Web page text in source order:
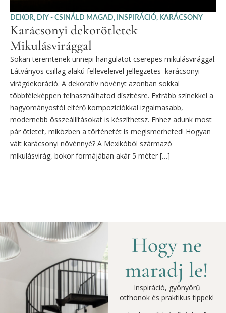
DEKOR, DIY - CSINÁLD MAGAD, INSPIRÁCIÓ, KARÁCSONY
Karácsonyi dekorötletek
Mikulásvirággal
Sokan teremtenek ünnepi hangulatot cserepes mikulásvirággal.
Látványos csillag alakú felleveleivel jellegzetes karácsonyi
virágdekoráció. A dekoratív növényt azonban sokkal
többféleképpen felhasználhatod díszítésre. Extrább színekkel a
hagyományostól eltérő kompozíciókkal izgalmasabb,
modernebb összeállításokat is készíthetsz. Ehhez adunk most
pár ötletet, miközben a történetét is megismerheted! Hogyan
vált karácsonyi növénnyé? A Mexikóból származó
mikulásvirág, bokor formájában akár 5 méter […]
Hogy ne
maradj le!
Inspiráció, gyönyörű
otthonok és praktikus tippek!